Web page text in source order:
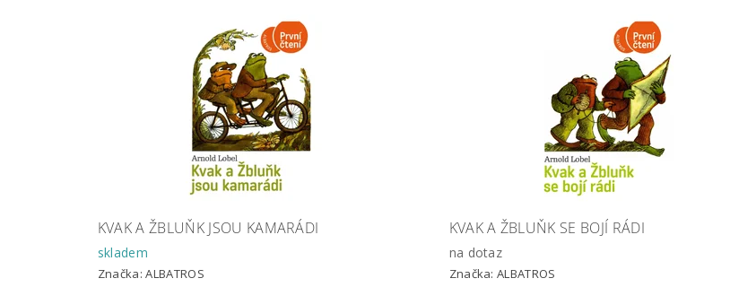
KVAK A ŽBLUŇK JSOU KAMARÁDI
skladem
Značka:ALBATROS
KVAK A ŽBLUŇK SE BOJÍ RÁDI
na dotaz
Značka:ALBATROS